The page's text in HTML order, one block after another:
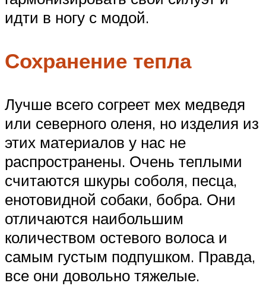
идти в ногу с модой.
Сохранение тепла
Лучше всего согреет мех медведя
или северного оленя, но изделия из
этих материалов у нас не
распространены. Очень теплыми
считаются шкуры соболя, песца,
енотовидной собаки, бобра. Они
отличаются наибольшим
количеством остевого волоса и
самым густым подпушком. Правда,
все они довольно тяжелые.